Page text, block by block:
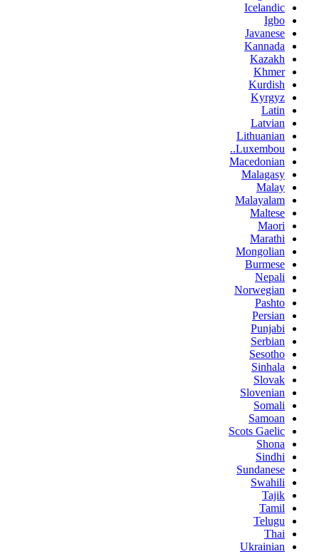
Icelandic
Igbo
Javanese
Kannada
Kazakh
Khmer
Kurdish
Kyrgyz
Latin
Latvian
Lithuanian
Luxembou..
Macedonian
Malagasy
Malay
Malayalam
Maltese
Maori
Marathi
Mongolian
Burmese
Nepali
Norwegian
Pashto
Persian
Punjabi
Serbian
Sesotho
Sinhala
Slovak
Slovenian
Somali
Samoan
Scots Gaelic
Shona
Sindhi
Sundanese
Swahili
Tajik
Tamil
Telugu
Thai
Ukrainian